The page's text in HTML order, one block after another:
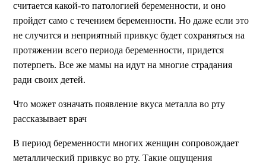
считается какой-то патологией беременности, и оно
пройдет само с течением беременности. Но даже если это
не случится и неприятный привкус будет сохраняться на
протяжении всего периода беременности, придется
потерпеть. Все же мамы на идут на многие страдания
ради своих детей.
Что может означать появление вкуса металла во рту
рассказывает врач
В период беременности многих женщин сопровождает
металлический привкус во рту. Такие ощущения